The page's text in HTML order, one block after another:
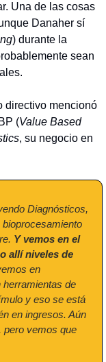
Una de las cosas
Danaher sí
) durante la
sean
directivo mencionó
(Value Based
, su negocio en
Diagnósticos,
Y vemos en el
allí niveles de
en
de
y eso se está
en ingresos. Aún
pero vemos que